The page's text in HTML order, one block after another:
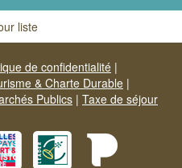
liste
de confidentialité |
& Charte Durable |
Publics | Taxe de séjour